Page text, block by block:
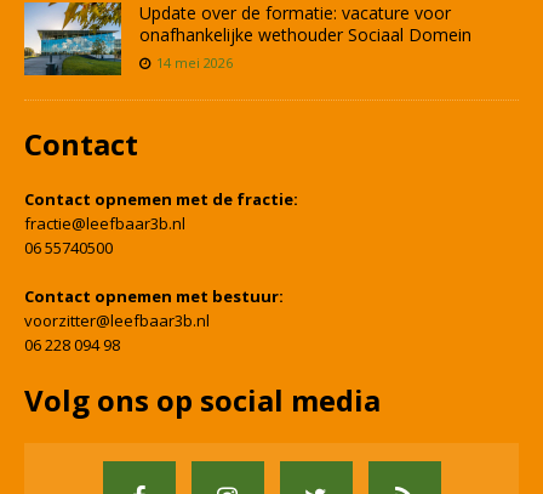
Update over de formatie: vacature voor
onafhankelijke wethouder Sociaal Domein
14 mei 2026
Contact
Contact opnemen met de fractie:
fractie@leefbaar3b.nl
06 55740500
Contact opnemen met bestuur:
voorzitter@leefbaar3b.nl
06 228 094 98
Volg ons op social media